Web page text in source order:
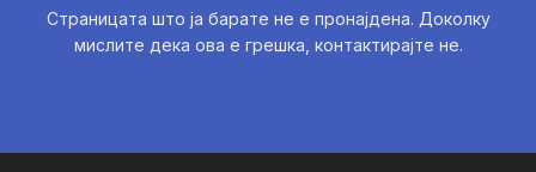
Страницата што ја барате не е пронајдена. Доколку
мислите дека ова е грешка, контактирајте не.